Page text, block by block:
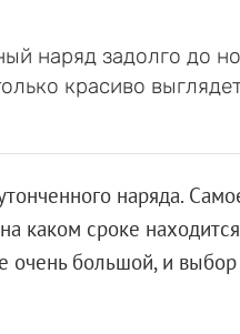
наряд задолго до
красиво
наряда.
каком сроке
очень большой, и